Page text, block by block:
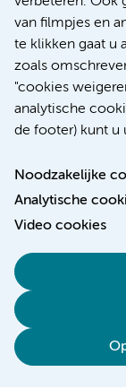
van filmpjes en
te klikken gaat u
zoals
"cookies
analytische
de footer) kunt u
Noodzakelijke
Analytische
Video cookies
Educatie
Verwijzen &
Responsible